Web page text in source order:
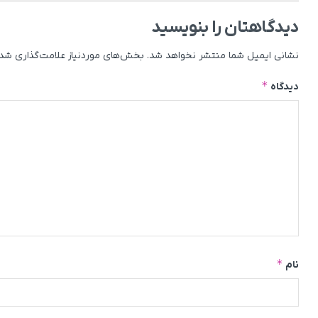
دیدگاهتان را بنویسید
نشانی ایمیل شما منتشر نخواهد شد. بخش‌های موردنیاز علامت‌گذاری
دیدگاه *
نام *